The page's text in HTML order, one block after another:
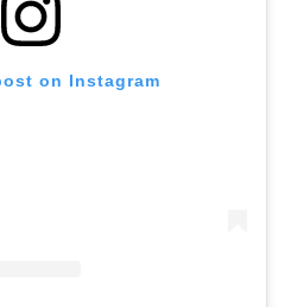
on Instagram